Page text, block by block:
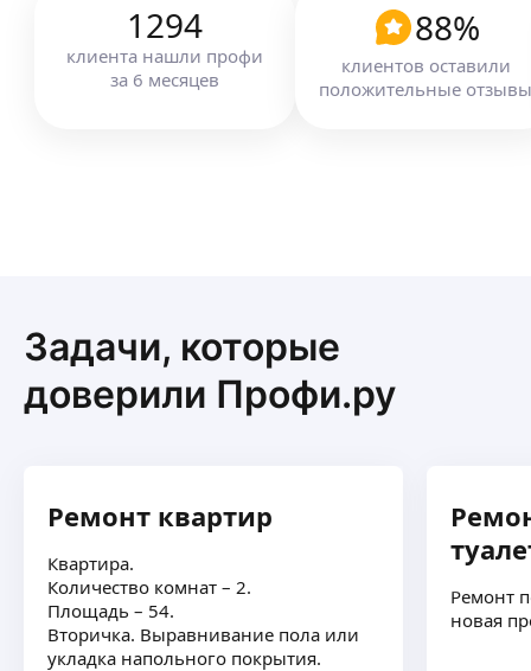
1294
клиента нашли профи
за 6 месяцев
88%
клиентов оставили
положительные отзывы
Задачи, которые
доверили Профи.ру
Ремонт квартир
Квартира.
Количество комнат – 2.
Площадь – 54.
Вторичка. Выравнивание пола или
укладка напольного покрытия.
Ремонт
новая